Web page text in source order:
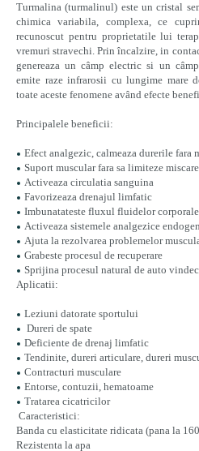
Turmalina (turmalinul) este un cristal
chimica variabila, complexa, ce
recunoscut pentru proprietatile lui
vremuri stravechi. Prin încalzire, in
genereaza un câmp electric si un
emite raze infrarosii cu lungime mare
toate aceste fenomene având efecte
Principalele beneficii:
Efect analgezic, calmeaza durerile fara
Suport muscular fara sa limiteze
Activeaza circulatia sanguina
Favorizeaza drenajul limfatic
Imbunatateste fluxul fluidelor corporale
Activeaza sistemele analgezice
Ajuta la rezolvarea problemelor
Grabeste procesul de recuperare
Sprijina procesul natural de auto
Aplicatii:
Leziuni datorate sportului
Dureri de spate
Deficiente de drenaj limfatic
Tendinite, dureri articulare, dureri
Contracturi musculare
Entorse, contuzii, hematoame
Tratarea cicatricilor
Caracteristici:
Banda cu elasticitate ridicata (pana la
Rezistenta la apa